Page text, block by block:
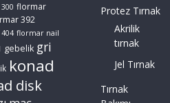
flormar
392
flormar nail
gebelik gri
konad
disk
Protez Tırnak
Akrilik
tırnak
Jel Tırnak
Tırnak